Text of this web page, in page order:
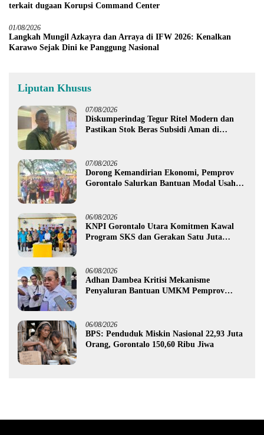
terkait dugaan Korupsi Command Center
01/08/2026
Langkah Mungil Azkayra dan Arraya di IFW 2026: Kenalkan
Karawo Sejak Dini ke Panggung Nasional
Liputan Khusus
07/08/2026
Diskumperindag Tegur Ritel Modern dan
Pastikan Stok Beras Subsidi Aman di
07/08/2026
Dorong Kemandirian Ekonomi, Pemprov
Gorontalo Salurkan Bantuan Modal Usaha
06/08/2026
KNPI Gorontalo Utara Komitmen Kawal
Program SKS dan Gerakan Satu Juta
06/08/2026
Adhan Dambea Kritisi Mekanisme
Penyaluran Bantuan UMKM Pemprov
06/08/2026
BPS: Penduduk Miskin Nasional 22,93 Juta
Orang, Gorontalo 150,60 Ribu Jiwa